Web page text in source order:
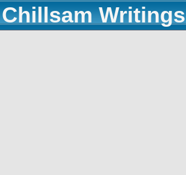
Chillsam Writings